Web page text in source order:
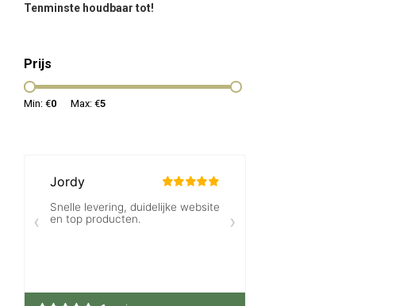
Tenminste houdbaar tot!
Prijs
Min: €0 Max: €5